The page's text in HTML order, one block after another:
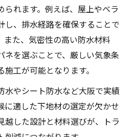
られます。例えば、屋上やベラ
し、排水経路を確保することで
また、気密性の高い防水材料
ネを選ぶことで、厳しい気象条
工が可能となります。
水やシート防水など大阪で実績
に適した下地材の選定が欠かせ
越した設計と材料選びが、トラ